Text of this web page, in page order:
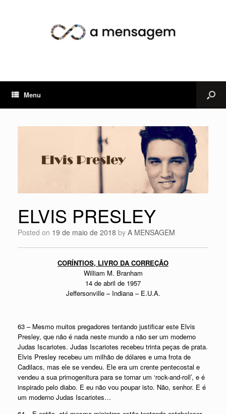
Menu
ELVIS PRESLEY
Posted on 19 de maio de 2018 by A MENSAGEM
CORÍNTIOS, LIVRO DA CORREÇÃO
William M. Branham
14 de abril de 1957
Jeffersonville – Indiana – E.U.A.
63 – Mesmo muitos pregadores tentando justificar este Elvis
Presley, que não é nada neste mundo a não ser um moderno
Judas Iscariotes. Judas Iscariotes recebeu trinta peças de prata.
Elvis Presley recebeu um milhão de dólares e uma frota de
Cadilacs, mas ele se vendeu. Ele era um crente pentecostal e
vendeu a sua primogenitura para se tornar um ‘rock-and-roll’, e é
inspirado pelo diabo. E eu não vou poupar isto. Não, senhor. E é
um moderno Judas Iscariotes…